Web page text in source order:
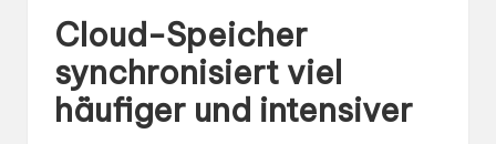
Cloud-Speicher
synchronisiert viel
häufiger und intensiver